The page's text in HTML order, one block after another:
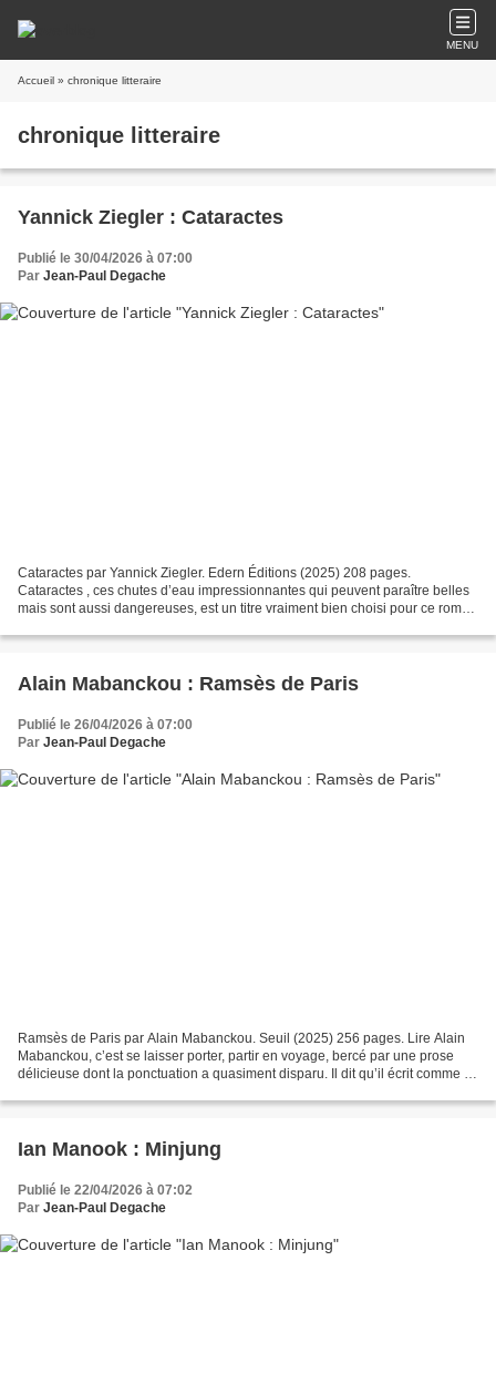
MENU
Accueil » chronique litteraire
chronique litteraire
Yannick Ziegler : Cataractes
Publié le 30/04/2026 à 07:00
Par Jean-Paul Degache
Cataractes par Yannick Ziegler. Edern Éditions (2025) 208 pages.
Cataractes , ces chutes d’eau impressionnantes qui peuvent paraître belles
mais sont aussi dangereuses, est un titre vraiment bien choisi pour ce roman
Alain Mabanckou : Ramsès de Paris
Publié le 26/04/2026 à 07:00
Par Jean-Paul Degache
Ramsès de Paris par Alain Mabanckou. Seuil (2025) 256 pages. Lire Alain
Mabanckou, c’est se laisser porter, partir en voyage, bercé par une prose
délicieuse dont la ponctuation a quasiment disparu. Il dit qu’il écrit comme il
Ian Manook : Minjung
Publié le 22/04/2026 à 07:02
Par Jean-Paul Degache